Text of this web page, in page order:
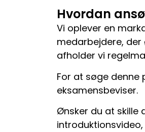
Hvordan
Vi oplever en
medarbejdere, der
afholder vi
For at søge denne
eksamensbeviser.
Ønsker du at skille